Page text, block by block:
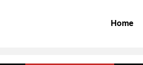
Home